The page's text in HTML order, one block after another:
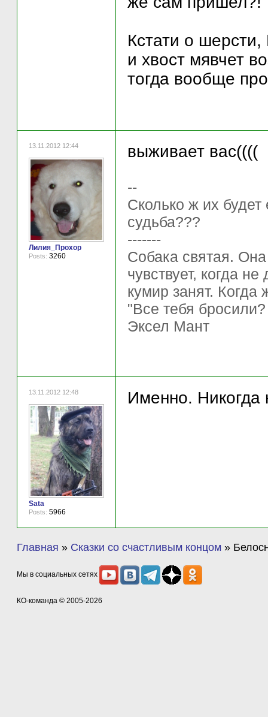
Кстати о
и хвост мявчет
тогда вообще
13.11.2012 12:44
Лилия_Прохор
Posts: 3260
выживает вас((((
--
Сколько ж их
судьба???
-------
Собака святая.
чувствует, когда
кумир занят. Когда
"Все тебя
Эксел Мант
13.11.2012 12:48
Sata
Posts: 5966
Именно. Никогда
Главная » Сказки со счастливым концом »
Мы в социальных сетях
КО-команда © 2005-2026